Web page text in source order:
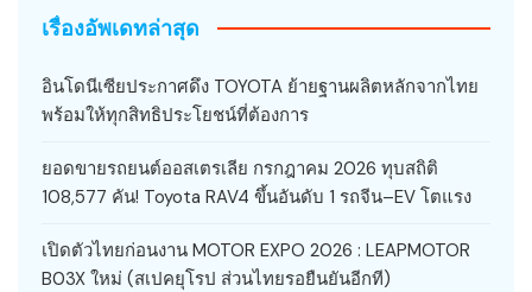
เรื่องอัพเดทล่าสุด
อินโดนีเซียประกาศดึง TOYOTA ย้ายฐานผลิตหลักจากไทย
พร้อมให้ทุกสิทธิประโยชน์ที่ต้องการ
ยอดขายรถยนต์ออสเตรเลีย กรกฎาคม 2026 ทุบสถิติ
108,577 คัน! Toyota RAV4 ขึ้นอันดับ 1 รถจีน–EV โตแรง
เปิดตัวไทยก่อนงาน MOTOR EXPO 2026 : LEAPMOTOR
B03X ใหม่ (สเปคยุโรป ส่วนไทยรอยืนยันอีกที)